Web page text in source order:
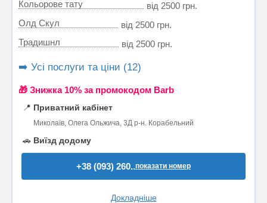
Кольорове тату
від 2500 грн.
Олд Скул
від 2500 грн.
Традишнл
від 2500 грн.
➡️ Усі послуги та ціни (12)
🎁 Знижка 10% за промокодом Barb
📍 Приватний кабінет
Миколаїв, Олега Ольжича, 3Д р-н. Корабельний
🚗 Виїзд додому
+38 (093) 260..показати номер
Докладніше